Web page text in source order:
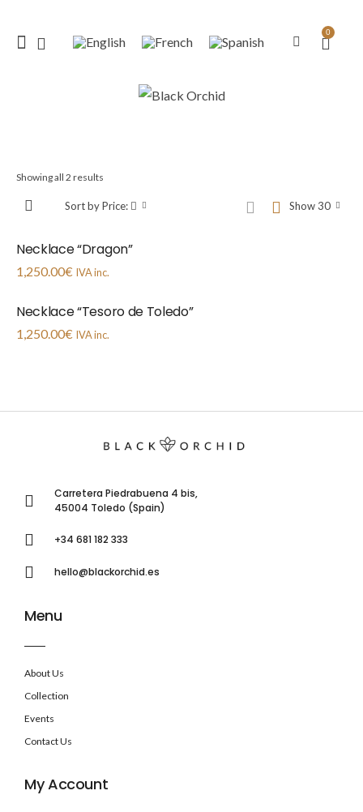
0
Showing all 2 results
Show 30
Sort by Price:
Necklace “Dragon”
1,250.00€ IVA inc.
Necklace “Tesoro de Toledo”
1,250.00€ IVA inc.
Carretera Piedrabuena 4 bis,
45004 Toledo (Spain)
+34 681 182 333
hello@blackorchid.es
Menu
About Us
Collection
Events
Contact Us
My Account